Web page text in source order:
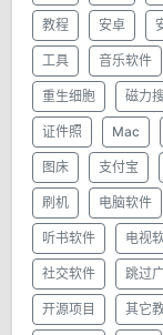
教程 安卓
工具 音乐软件
重生细胞 磁力
证件照 Mac
图床 支付宝
刷机 电脑软件
听书软件 电视
社交软件 跳过
开源项目 其它